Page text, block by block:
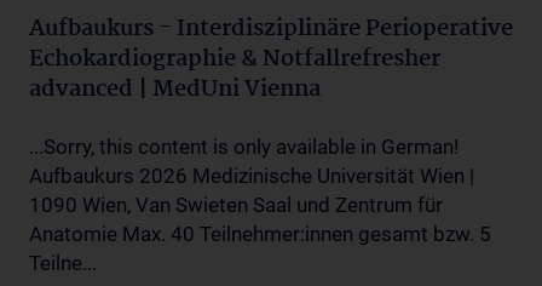
Aufbaukurs - Interdisziplinäre Perioperative
Echokardiographie & Notfallrefresher
advanced | MedUni Vienna
...Sorry, this content is only available in German!
Aufbaukurs 2026 Medizinische Universität Wien |
1090 Wien, Van Swieten Saal und Zentrum für
Anatomie Max. 40 Teilnehmer:innen gesamt bzw. 5
Teilne...